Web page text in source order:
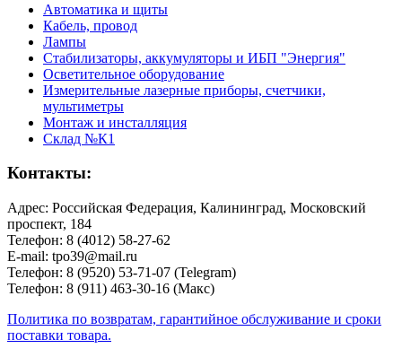
Автоматика и щиты
Кабель, провод
Лампы
Стабилизаторы, аккумуляторы и ИБП "Энергия"
Осветительное оборудование
Измерительные лазерные приборы, счетчики,
мультиметры
Монтаж и инсталляция
Склад №К1
Контакты:
Адрес: Российская Федерация, Калининград, Московский
проспект, 184
Телефон: 8 (4012) 58-27-62
E-mail: tpo39@mail.ru
Телефон: 8 (9520) 53-71-07 (Telegram)
Телефон: 8 (911) 463-30-16 (Макс)
Политика по возвратам, гарантийное обслуживание и сроки
поставки товара.